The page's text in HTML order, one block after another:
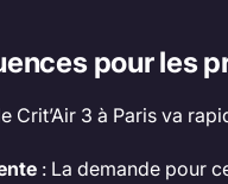
pour les
Crit’Air 3 à Paris va
: La demande pour